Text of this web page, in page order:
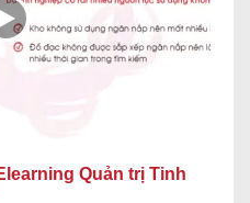
Quản trị Tinh